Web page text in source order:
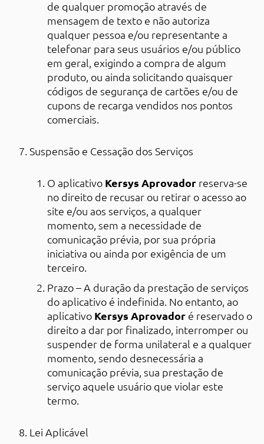
de qualquer promoção através de
mensagem de texto e não autoriza
qualquer pessoa e/ou representante a
telefonar para seus usuários e/ou público
em geral, exigindo a compra de algum
produto, ou ainda solicitando quaisquer
códigos de segurança de cartões e/ou de
cupons de recarga vendidos nos pontos
comerciais.
Suspensão e Cessação dos Serviços
O aplicativo Kersys Aprovador reserva-se
no direito de recusar ou retirar o acesso ao
site e/ou aos serviços, a qualquer
momento, sem a necessidade de
comunicação prévia, por sua própria
iniciativa ou ainda por exigência de um
terceiro.
Prazo – A duração da prestação de serviços
do aplicativo é indefinida. No entanto, ao
aplicativo Kersys Aprovador é reservado o
direito a dar por finalizado, interromper ou
suspender de forma unilateral e a qualquer
momento, sendo desnecessária a
comunicação prévia, sua prestação de
serviço aquele usuário que violar este
termo.
Lei Aplicável